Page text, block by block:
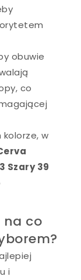
obuwie
co
w
Szary 39
na co
i